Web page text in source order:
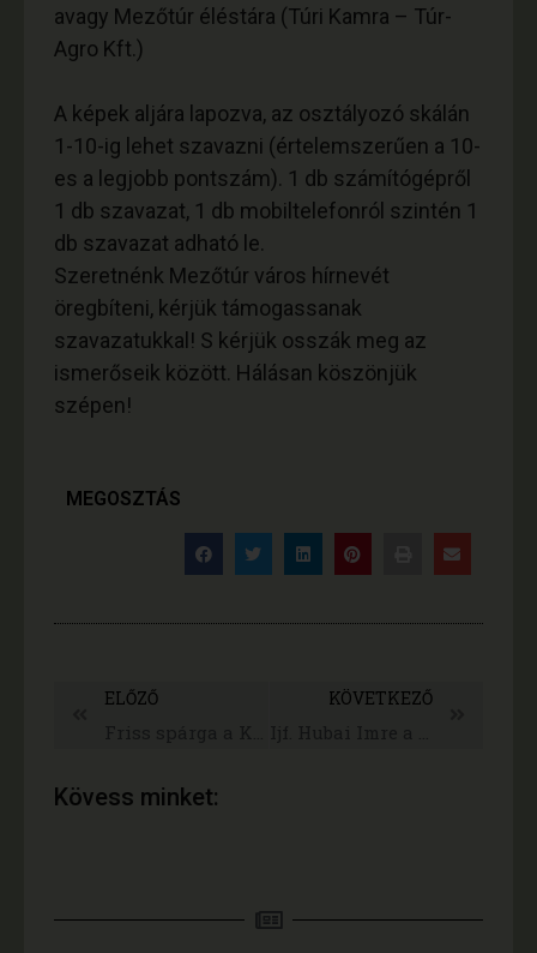
avagy Mezőtúr éléstára (Túri Kamra – Túr-
Agro Kft.)
A képek aljára lapozva, az osztályozó skálán
1-10-ig lehet szavazni (értelemszerűen a 10-
es a legjobb pontszám). 1 db számítógépről
1 db szavazat, 1 db mobiltelefonról szintén 1
db szavazat adható le.
Szeretnénk Mezőtúr város hírnevét
öregbíteni, kérjük támogassanak
szavazatukkal! S kérjük osszák meg az
ismerőseik között. Hálásan köszönjük
szépen!
MEGOSZTÁS
ELŐZŐ KÖVETKEZŐ
Kövess minket: